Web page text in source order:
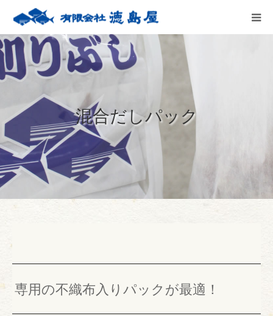
混合だしパック
専用の不織布入りパックが最適！
HOME
徳島屋のこだわり
テストキッチン